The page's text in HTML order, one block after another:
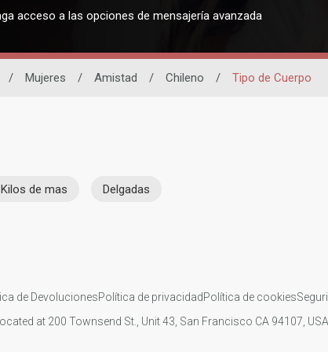
acceso a las opciones de mensajería avanzada
/ Mujeres / Amistad / Chileno / Tipo de Cuerpo
de mas Delgadas
de DevolucionesPolítica de privacidadPolítica de cookies
at 200 Townsend St., Unit 43, San Francisco CA 94107,